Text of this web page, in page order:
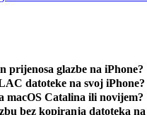
prijenosa glazbe na iPhone?
datoteke na svoj iPhone?
macOS Catalina ili novijem?
bez kopiranja datoteka na